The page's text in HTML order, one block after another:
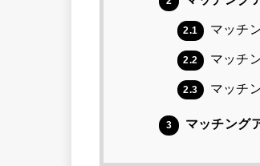
2.1 マッチ
2.2 マッチ
2.3 マッチ
3 マッチング